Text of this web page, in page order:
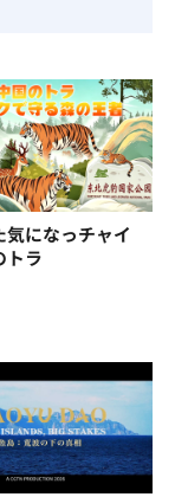
気になっチャイ
トラ